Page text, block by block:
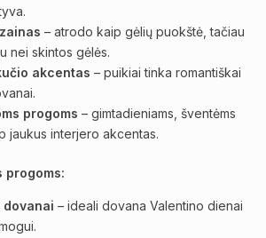
– atrodo kaip gėlių puokštė, tačiau
nei skintos gėlės.
akcentas – puikiai tinka romantiškai
progoms – gimtadieniams, šventėms
jaukus interjero akcentas.
progoms:
dovanai – ideali dovana Valentino dienai